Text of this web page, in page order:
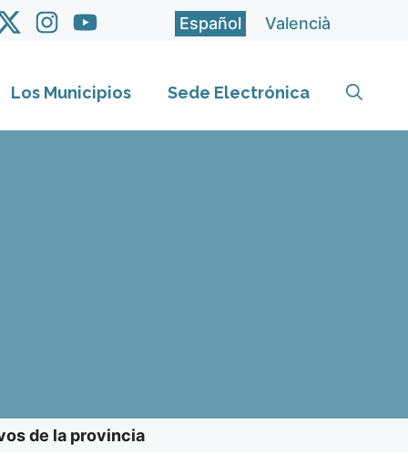
Español Valencià
Los Municipios Sede Electrónica
de la provincia